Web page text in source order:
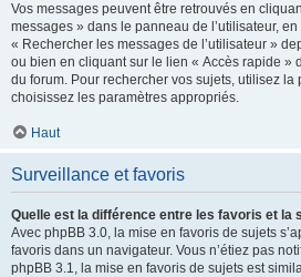
Vos messages peuvent être retrouvés en
messages » dans le panneau de l’utilisateur,
« Rechercher les messages de l’utilisateur »
ou bien en cliquant sur le lien « Accès rapide »
du forum. Pour rechercher vos sujets, utilisez
choisissez les paramètres appropriés.
Haut
Surveillance et favoris
Quelle est la différence entre les favoris et la
Avec phpBB 3.0, la mise en favoris de sujets
favoris dans un navigateur. Vous n’étiez pas
phpBB 3.1, la mise en favoris de sujets est